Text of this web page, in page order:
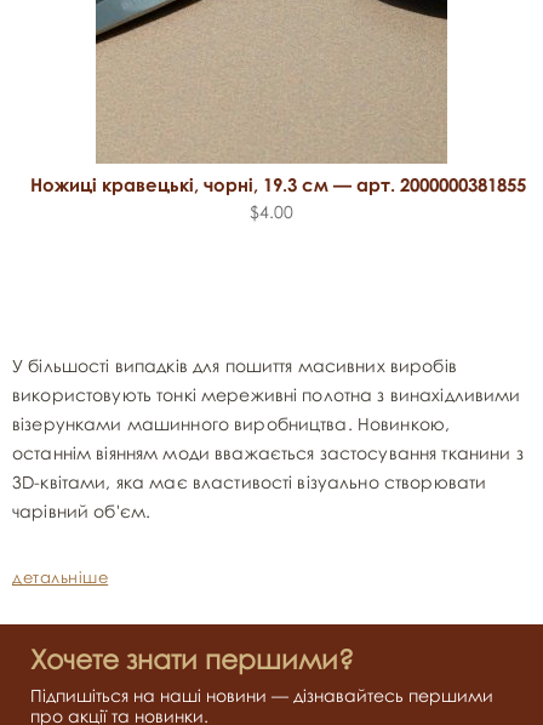
Ножиці кравецькі, чорні, 19.3 см — арт. 2000000381855
$4.00
У більшості випадків для пошиття масивних виробів
використовують тонкі мереживні полотна з винахідливими
візерунками машинного виробництва. Новинкою,
останнім віянням моди вважається застосування тканини з
3D-квітами, яка має властивості візуально створювати
чарівний об'єм.
детальніше
Хочете знати першими?
Підпишіться на наші новини — дізнавайтесь першими
про акції та новинки.